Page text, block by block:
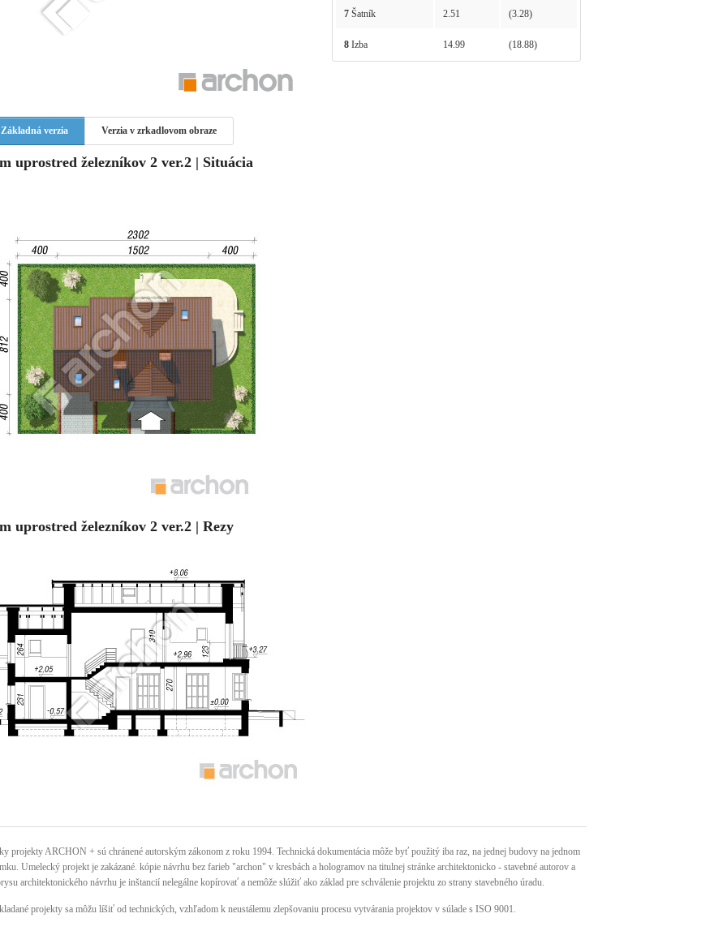
Základná verzia Verzia v zrkadlovom obraze
7Šatník 2.51 (3.28)
8Izba 14.99 (18.88)
uprostred železníkov 2 ver.2 | Situácia
uprostred železníkov 2 ver.2 | Rezy
projekty ARCHON + sú chránené autorským zákonom z roku 1994. Technická dokumentácia môže byť použitý iba raz, na jednej budovy na jednom
Umelecký projekt je zakázané. kópie návrhu bez farieb "archon" v kresbách a hologramov na titulnej stránke architektonicko - stavebné autorov a
architektonického návrhu je inštancií nelegálne kopírovať a nemôže slúžiť ako základ pre schválenie projektu zo strany stavebného úradu.
projekty sa môžu líšiť od technických, vzhľadom k neustálemu zlepšovaniu procesu vytvárania projektov v súlade s ISO 9001.